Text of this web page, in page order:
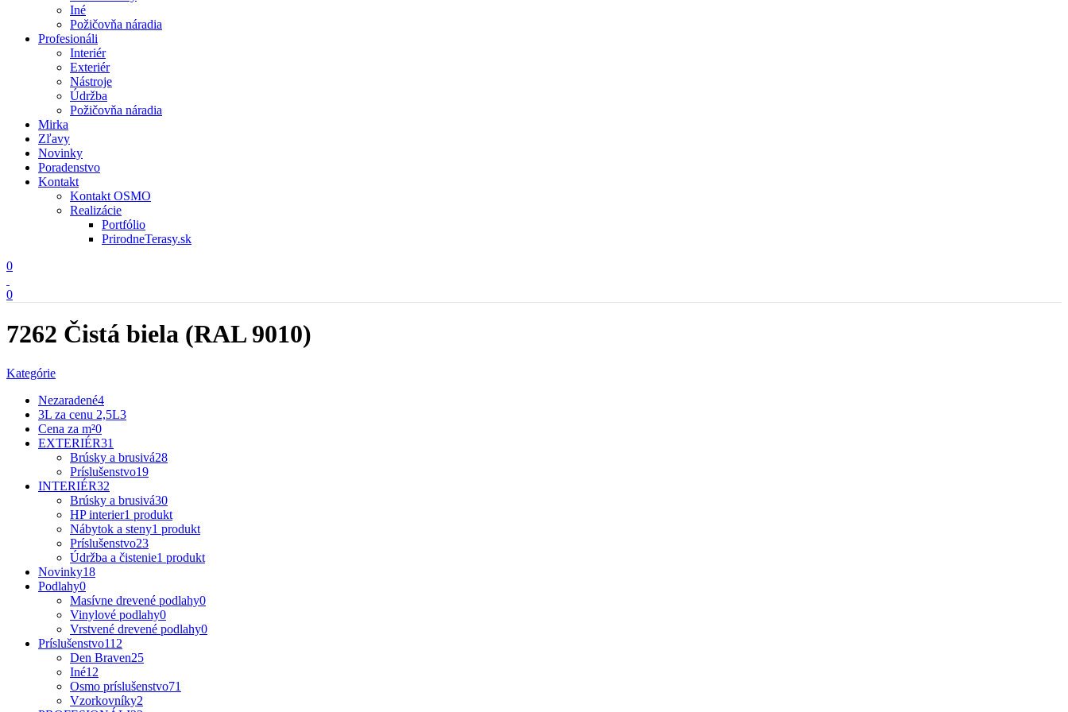
Iné
Požičovňa náradia
Profesionáli
Interiér
Exteriér
Nástroje
Údržba
Požičovňa náradia
Mirka
Zľavy
Novinky
Poradenstvo
Kontakt
Kontakt OSMO
Realizácie
Portfólio
PrirodneTerasy.sk
0
0
7262 Čistá biela (RAL 9010)
Kategórie
Nezaradené4
3L za cenu 2,5L3
Cena za m²0
EXTERIÉR31
Brúsky a brusivá28
Príslušenstvo19
INTERIÉR32
Brúsky a brusivá30
HP interier1 produkt
Nábytok a steny1 produkt
Príslušenstvo23
Údržba a čistenie1 produkt
Novinky18
Podlahy0
Masívne drevené podlahy0
Vinylové podlahy0
Vrstvené drevené podlahy0
Príslušenstvo112
Den Braven25
Iné12
Osmo príslušenstvo71
Vzorkovníky2